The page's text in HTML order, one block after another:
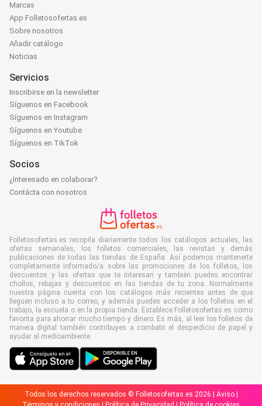
Marcas
App Folletosofertas.es
Sobre nosotros
Añadir catálogo
Noticias
Servicios
Inscribirse en la newsletter
Síguenos en Facebook
Síguenos en Instagram
Síguenos en Youtube
Síguenos en TikTok
Socios
¿Interesado en colaborar?
Contácta con nosotros
Folletosofertas.es recopila diariamente todos los catálogos actuales, las
ofertas semanales, los folletos comerciales, las revistas y demás
publicaciones de todas las tiendas de España. Así podemos mantenerte
completamente informado/a sobre las promociones de los folletos, los
descuentos y las ofertas que te interesan y también puedes encontrar
chollos, rebajas y descuentos en las tiendas de tu zona. Normalmente
nuestra página cuenta con los catálogos más recientes antes de que
lleguen incluso a tu correo, y además puedes acceder a los folletos en el
trabajo, la escuela o en la propia tienda. Establece Folletosofertas.es como
favorita para ahorrar mucho tiempo y dinero. Es más, al leer los folletos de
manera digital también contribuyes a combatir el desperdicio de papel y
ayudar al medioambiente.
Todos los derechos reservados © Folletosofertas.es 2026 | Aviso|